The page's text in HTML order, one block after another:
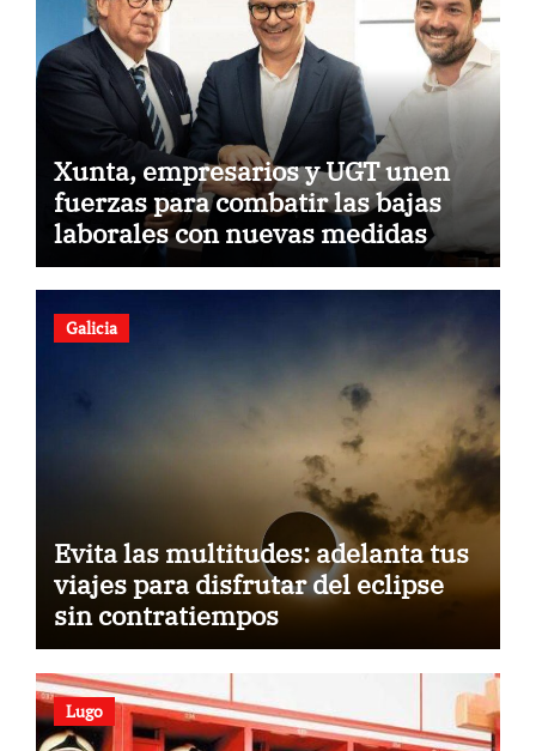
Xunta, empresarios y UGT unen
fuerzas para combatir las bajas
laborales con nuevas medidas
Galicia
Evita las multitudes: adelanta tus
viajes para disfrutar del eclipse
sin contratiempos
Lugo